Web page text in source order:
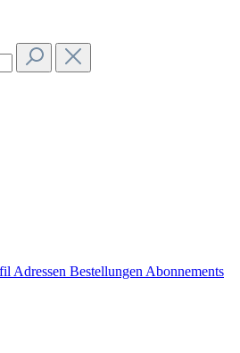
Adressen Bestellungen Abonnements